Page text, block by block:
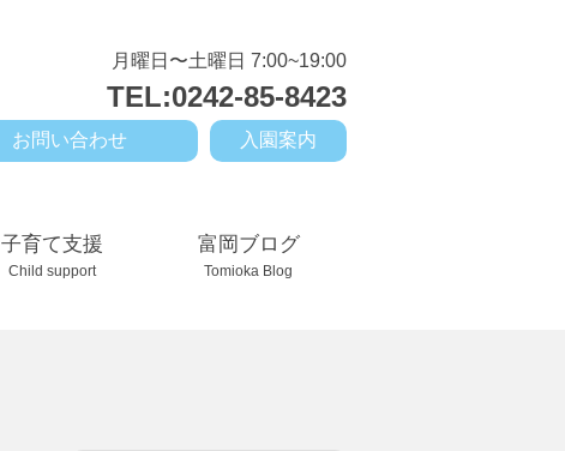
月曜日〜土曜日 7:00~19:00
TEL:0242-85-8423
入園案内
お問い合わせ
子育て支援
Child support
富岡ブログ
Tomioka Blog